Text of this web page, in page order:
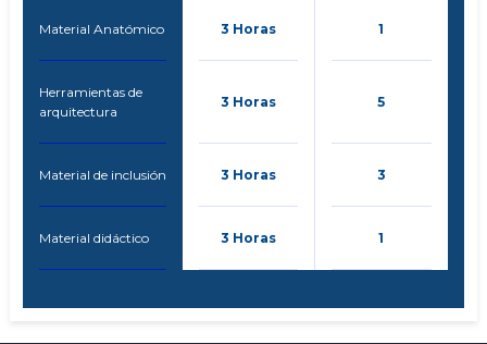
Material Anatómico 3 Horas 1
Herramientas de
arquitectura
3 Horas 5
Material de inclusión 3 Horas 3
Material didáctico 3 Horas 1